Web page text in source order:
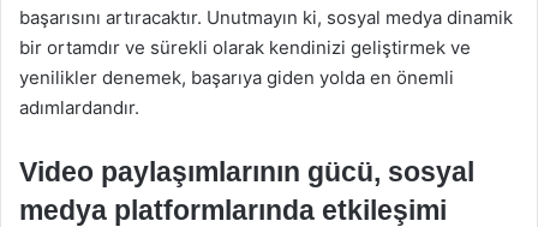
başarısını artıracaktır. Unutmayın ki, sosyal medya dinamik
bir ortamdır ve sürekli olarak kendinizi geliştirmek ve
yenilikler denemek, başarıya giden yolda en önemli
adımlardandır.
Video paylaşımlarının gücü, sosyal
medya platformlarında etkileşimi